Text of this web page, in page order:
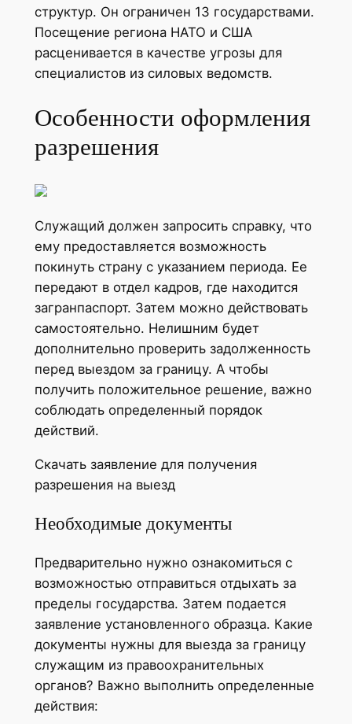
структур. Он ограничен 13 государствами.
Посещение региона НАТО и США
расценивается в качестве угрозы для
специалистов из силовых ведомств.
Особенности оформления
разрешения
Служащий должен запросить справку, что
ему предоставляется возможность
покинуть страну с указанием периода. Ее
передают в отдел кадров, где находится
загранпаспорт. Затем можно действовать
самостоятельно. Нелишним будет
дополнительно проверить задолженность
перед выездом за границу. А чтобы
получить положительное решение, важно
соблюдать определенный порядок
действий.
Скачать заявление для получения
разрешения на выезд
Необходимые документы
Предварительно нужно ознакомиться с
возможностью отправиться отдыхать за
пределы государства. Затем подается
заявление установленного образца. Какие
документы нужны для выезда за границу
служащим из правоохранительных
органов? Важно выполнить определенные
действия: